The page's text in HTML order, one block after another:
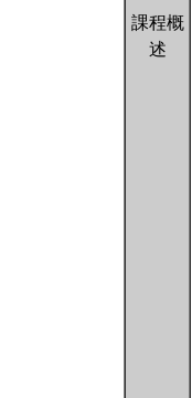
課程概
述